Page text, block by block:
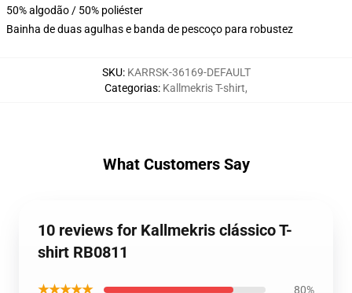
50% algodão / 50% poliéster
Bainha de duas agulhas e banda de pescoço para robustez
SKU: KARRSK-36169-DEFAULT
Categorias: Kallmekris T-shirt,
What Customers Say
10 reviews for Kallmekris clássico T-
shirt RB0811
★★★★★ 80%